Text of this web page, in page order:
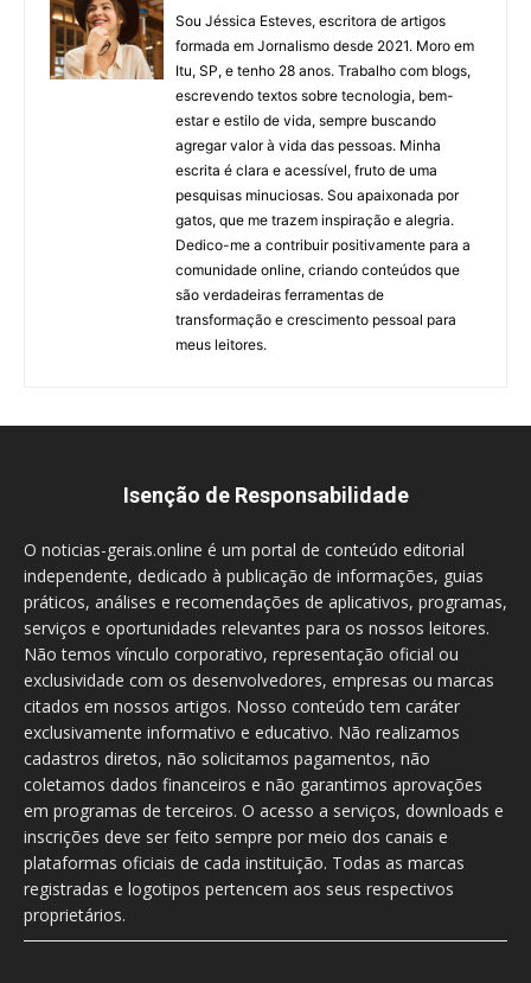
Sou Jéssica Esteves, escritora de artigos
formada em Jornalismo desde 2021. Moro em
Itu, SP, e tenho 28 anos. Trabalho com blogs,
escrevendo textos sobre tecnologia, bem-
estar e estilo de vida, sempre buscando
agregar valor à vida das pessoas. Minha
escrita é clara e acessível, fruto de uma
pesquisas minuciosas. Sou apaixonada por
gatos, que me trazem inspiração e alegria.
Dedico-me a contribuir positivamente para a
comunidade online, criando conteúdos que
são verdadeiras ferramentas de
transformação e crescimento pessoal para
meus leitores.
Isenção de Responsabilidade
O noticias-gerais.online é um portal de conteúdo editorial
independente, dedicado à publicação de informações, guias
práticos, análises e recomendações de aplicativos, programas,
serviços e oportunidades relevantes para os nossos leitores.
Não temos vínculo corporativo, representação oficial ou
exclusividade com os desenvolvedores, empresas ou marcas
citados em nossos artigos. Nosso conteúdo tem caráter
exclusivamente informativo e educativo. Não realizamos
cadastros diretos, não solicitamos pagamentos, não
coletamos dados financeiros e não garantimos aprovações
em programas de terceiros. O acesso a serviços, downloads e
inscrições deve ser feito sempre por meio dos canais e
plataformas oficiais de cada instituição. Todas as marcas
registradas e logotipos pertencem aos seus respectivos
proprietários.